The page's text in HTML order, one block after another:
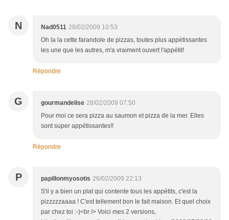
N Nad0511 28/02/2009 10:53
Oh la la cette farandole de pizzas, toutes plus appétissantes
les une que les autres, m'a vraiment ouvert l'appétit!
Répondre
G gourmandelise 28/02/2009 07:50
Pour moi ce sera pizza au saumon et pizza de la mer. Elles
sont super appétissantes!!
Répondre
P papillonmyosotis 26/02/2009 22:13
S'il y a bien un plat qui contente tous les appétits, c'est la
pizzzzzaaaa ! C'est tellement bon le fait maison. Et quel choix
par chez toi :-)<br /> Voici mes 2 versions,